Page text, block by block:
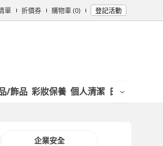
單 折價券 購物車 (0) 登記活動
/飾品 彩妝保養 個人清潔 日用/紙品
企業安全